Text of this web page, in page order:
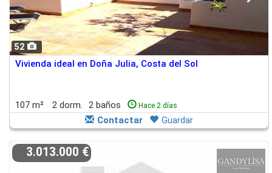
52
Vivienda ideal en Doña Julia, Costa del Sol
107 m² 2 dorm. 2 baños Hace 2 días
Contactar Guardar
3.013.000 €